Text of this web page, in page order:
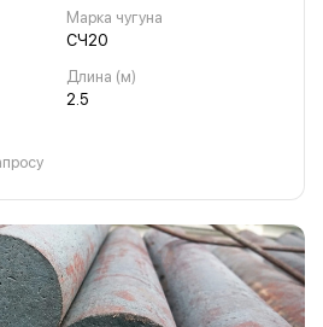
Марка чугуна
СЧ20
Длина (м)
2.5